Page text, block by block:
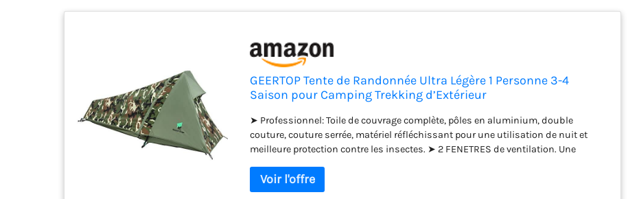
GEERTOP Tente de Randonnée Ultra Légère 1 Personne 3-4
Saison pour Camping Trekking d’Extérieur
➤ Professionnel: Toile de couvrage complète, pôles en aluminium, double
couture, couture serrée, matériel réfléchissant pour une utilisation de nuit et
meilleure protection contre les insectes. ➤ 2 FENETRES de ventilation. Une
roulez le tissu dans la zone de piste qu'elle devienne une fenêtre quand il fait
chaud. Zippez pour le rendre anti-pluie quand il fait froid). ➤ ULTRALEGER et